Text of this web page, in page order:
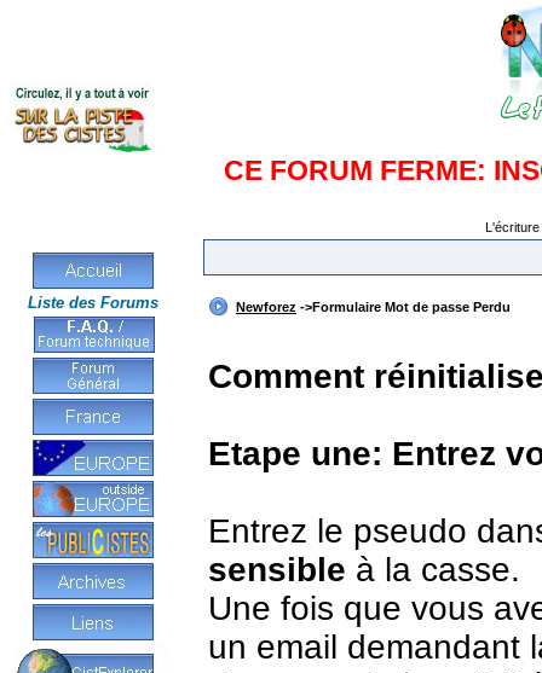
CE FORUM FERME:
Liste des Forums Newforez ->Formulaire Mot de passe Perdu
Comment
Etape une: Entrez
Entrez le pseudo
sensible à la casse.
Une fois que vous
un email demandant